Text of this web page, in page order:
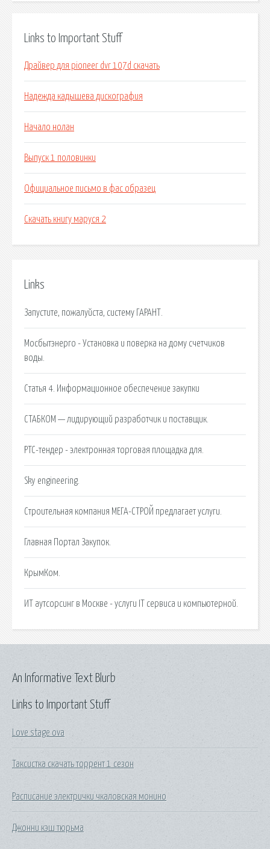
Links to Important Stuff
Драйвер для pioneer dvr 107d скачать
Надежда кадышева дискография
Начало нолан
Выпуск 1 половинки
Официальное письмо в фас образец
Скачать книгу маруся 2
Links
Запустите, пожалуйста, систему ГАРАНТ.
Мосбытэнерго - Установка и поверка на дому счетчиков
воды.
Статья 4. Информационное обеспечение закупки
СТАБКОМ — лидирующий разработчик и поставщик.
РТС-тендер - электронная торговая площадка для.
Sky engineering.
Строительная компания МЕГА-СТРОЙ предлагает услуги.
Главная Портал Закупок.
КрымКом.
ИТ аутсорсинг в Москве - услуги IT сервиса и компьютерной.
Links to Important Stuff
Love stage ova
Таксистка скачать торрент 1 сезон
Расписание электрички чкаловская монино
Джонни кэш тюрьма
An Informative Text Blurb